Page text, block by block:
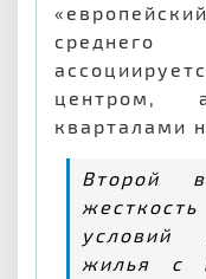
центром,
кварталами
Второй
условий
жилья с